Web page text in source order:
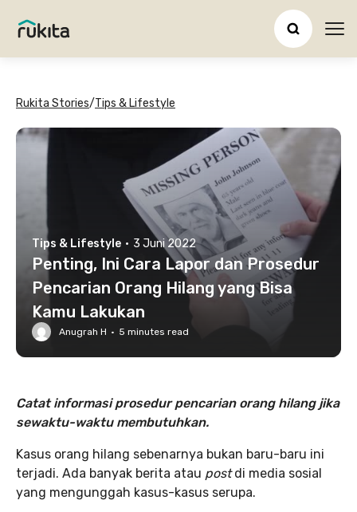
Rukita Stories/Tips & Lifestyle
Tips & Lifestyle · 3 Juni 2022
Penting, Ini Cara Lapor dan Prosedur
Pencarian Orang Hilang yang Bisa
Kamu Lakukan
Anugrah H · 5 minutes read
Catat informasi prosedur pencarian orang hilang jika
sewaktu-waktu membutuhkan.
Kasus orang hilang sebenarnya bukan baru-baru ini
terjadi. Ada banyak berita atau postdi media sosial
yang mengunggah kasus-kasus serupa.